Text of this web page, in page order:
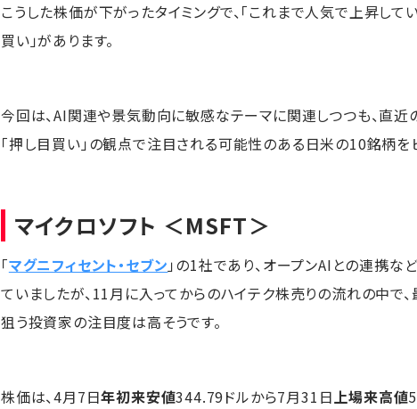
こうした株価が下がったタイミングで、「これまで人気で上昇し
買い」があります。
今回は、AI関連や景気動向に敏感なテーマに関連しつつも、直近
「押し目買い」の観点で注目される可能性のある日米の10銘柄を
マイクロソフト ＜MSFT＞
「マグニフィセント・セブン 」の1社であり、オープンAIとの連携
ていましたが、11月に入ってからのハイテク株売りの流れの中で
狙う投資家の注目度は高そうです。
株価は、4月7日年初来安値344.79ドルから7月31日上場来高値